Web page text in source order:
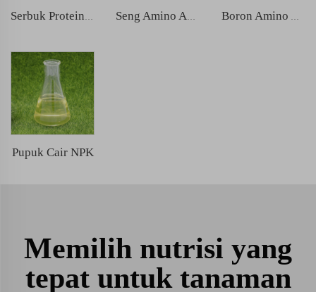
Serbuk Protein Ikan Seng Amino Acid Chelated Boron Amino Acid Chelated
Pupuk Cair NPK
Memilih nutrisi yang
tepat untuk tanaman